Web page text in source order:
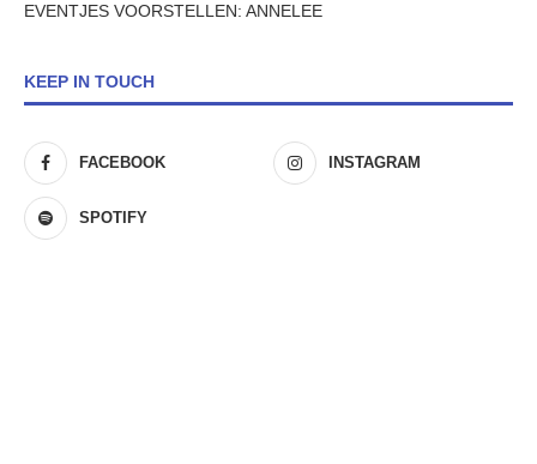
EVENTJES VOORSTELLEN: ANNELEE
KEEP IN TOUCH
FACEBOOK INSTAGRAM
SPOTIFY